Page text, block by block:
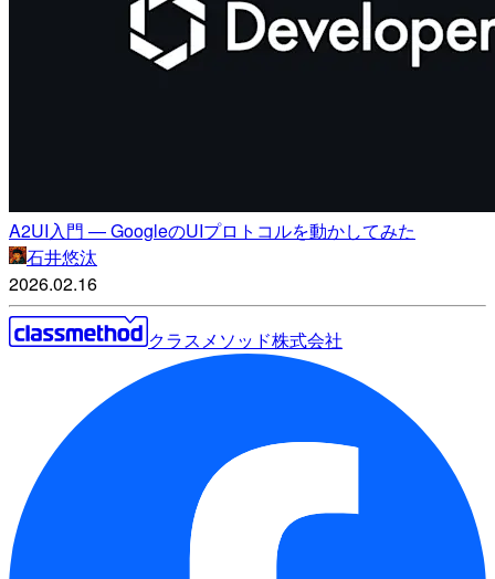
A2UI入門 — GoogleのUIプロトコルを動かしてみた
石井悠汰
2026.02.16
クラスメソッド株式会社